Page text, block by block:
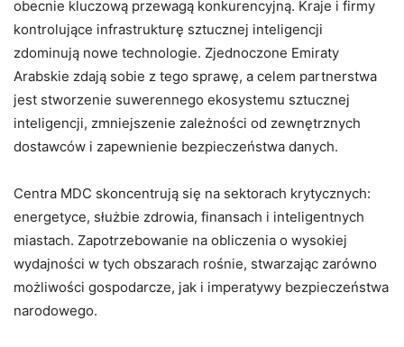
obecnie kluczową przewagą konkurencyjną. Kraje i firmy
kontrolujące infrastrukturę sztucznej inteligencji
zdominują nowe technologie. Zjednoczone Emiraty
Arabskie zdają sobie z tego sprawę, a celem partnerstwa
jest stworzenie suwerennego ekosystemu sztucznej
inteligencji, zmniejszenie zależności od zewnętrznych
dostawców i zapewnienie bezpieczeństwa danych.
Centra MDC skoncentrują się na sektorach krytycznych:
energetyce, służbie zdrowia, finansach i inteligentnych
miastach. Zapotrzebowanie na obliczenia o wysokiej
wydajności w tych obszarach rośnie, stwarzając zarówno
możliwości gospodarcze, jak i imperatywy bezpieczeństwa
narodowego.